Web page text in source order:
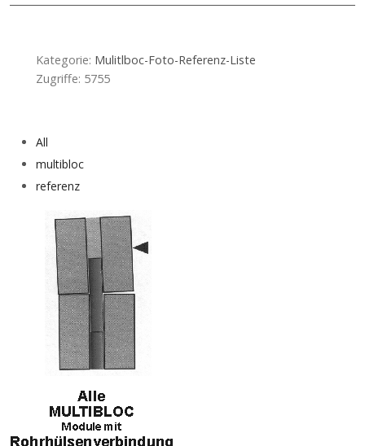
Kategorie: Mulitlboc-Foto-Referenz-Liste
Zugriffe: 5755
All
multibloc
referenz